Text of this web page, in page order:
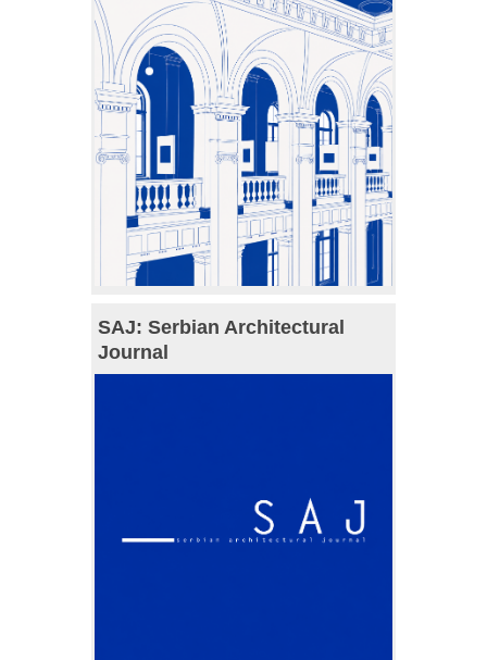
SAJ: Serbian Architectural
Journal